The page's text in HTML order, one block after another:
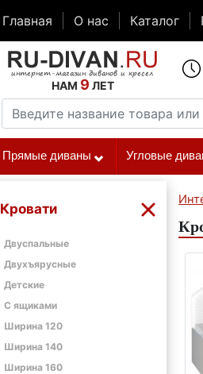
Главная О нас Каталог
НАМ 9 ЛЕТ
Прямые диваны Угловые
Кровати
Двуспальные
Двухъярусные
Детские
С ящиками
Ширина 120
Ширина 140
Ширина 160